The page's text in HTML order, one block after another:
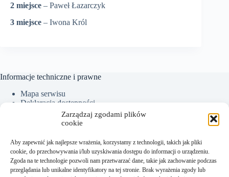
Zarządzaj zgodami plików
cookie
Aby zapewnić jak najlepsze wrażenia, korzystamy z technologii, takich jak pliki
cookie, do przechowywania i/lub uzyskiwania dostępu do informacji o urządzeniu.
Zgoda na te technologie pozwoli nam przetwarzać dane, takie jak zachowanie podczas
przeglądania lub unikalne identyfikatory na tej stronie. Brak wyrażenia zgody lub
2 miejsce – Paweł Łazarczyk
3 miejsce – Iwona Król
Informacje techniczne i prawne
Mapa serwisu
Deklaracja dostępności
Ochrona Danych Osobowych
Polityka plików cookies (EU)
Kontakt:
Sekretariat tel.: +48 18 300 01 93